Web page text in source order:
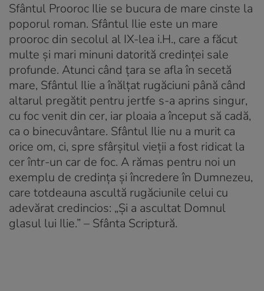
Sfântul Prooroc Ilie se bucura de mare cinste la
poporul roman. Sfântul Ilie este un mare
prooroc din secolul al IX-lea i.H., care a făcut
multe şi mari minuni datorită credinţei sale
profunde. Atunci când ţara se afla în secetă
mare, Sfântul Ilie a înălţat rugăciuni până când
altarul pregătit pentru jertfe s-a aprins singur,
cu foc venit din cer, iar ploaia a început să cadă,
ca o binecuvântare. Sfântul Ilie nu a murit ca
orice om, ci, spre sfârşitul vieţii a fost ridicat la
cer într-un car de foc. A rămas pentru noi un
exemplu de credinţa şi încredere în Dumnezeu,
care totdeauna ascultă rugăciunile celui cu
adevărat credincios: „Şi a ascultat Domnul
glasul lui Ilie.” – Sfânta Scriptură.